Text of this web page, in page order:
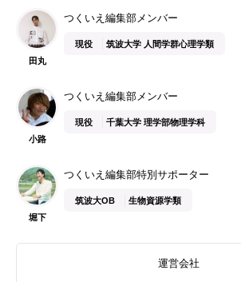
田丸
つくいえ編集部メンバー
現役 筑波大学 人間学群心理学類
小路
つくいえ編集部メンバー
現役 千葉大学 理学部物理学科
堀下
つくいえ編集部特別サポーター
筑波大OB 生物資源学類
運営会社